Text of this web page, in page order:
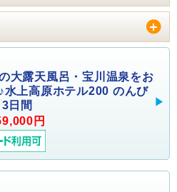
大露天風呂・宝川温泉をお
水上高原ホテル200 のんび
日間
円